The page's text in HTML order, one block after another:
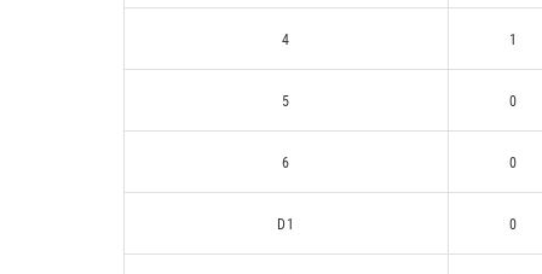
4 1
5 0
6 0
D1 0